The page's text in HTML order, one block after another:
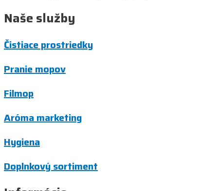
Naše služby
Čistiace prostriedky
Pranie mopov
Filmop
Aróma marketing
Hygiena
Doplnkový sortiment